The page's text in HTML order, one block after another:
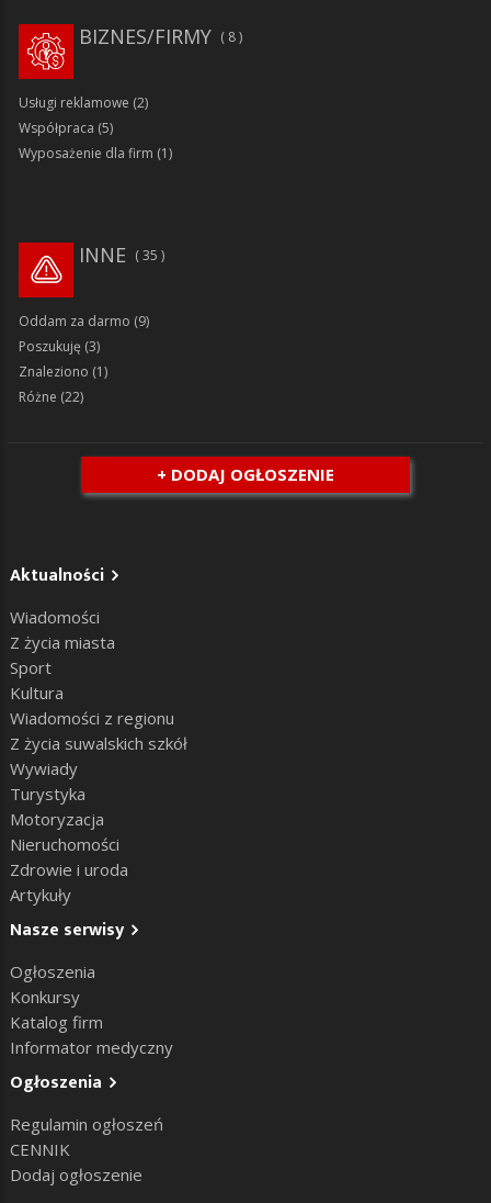
8
BIZNES/FIRMY
Usługi reklamowe (2)
Współpraca (5)
Wyposażenie dla firm (1)
35
INNE
Oddam za darmo (9)
Poszukuję (3)
Znaleziono (1)
Różne (22)
+ DODAJ OGŁOSZENIE
Aktualności
Wiadomości
Z życia miasta
Sport
Kultura
Wiadomości z regionu
Z życia suwalskich szkół
Wywiady
Turystyka
Motoryzacja
Nieruchomości
Zdrowie i uroda
Artykuły
Nasze serwisy
Ogłoszenia
Konkursy
Katalog firm
Informator medyczny
Ogłoszenia
Regulamin ogłoszeń
CENNIK
Dodaj ogłoszenie